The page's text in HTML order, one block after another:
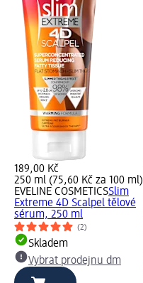
189,00 Kč
250 ml (75,60 Kč za 100 ml)
EVELINE COSMETICSSlim
Extreme 4D Scalpel tělové
sérum, 250 ml
(2)
Skladem
Vybrat prodejnu dm